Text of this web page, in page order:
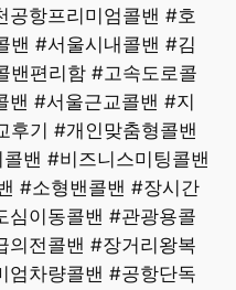
공항프리미엄콜밴 #호
밴 #서울시내콜밴 #김
밴편리함 #고속도로콜
밴 #서울근교콜밴 #지
후기 #개인맞춤형콜밴
밴 #비즈니스미팅콜밴
#소형밴콜밴 #장시간
심이동콜밴 #관광용콜
의전콜밴 #장거리왕복
엄차량콜밴 #공항단독